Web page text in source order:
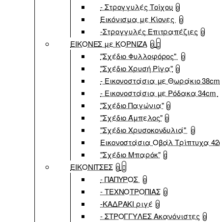
- Στρογγυλές Τοίχου 0
Εικόνισμα με Κίονες 0
-Στρογγυλές Επιτραπέζιες 0
ΕΙΚΟΝΕΣ με ΚΟΡΝΙΖΑ 0
"Σχέδιο Φυλλοφόρος" 0
"Σχέδιο Χρυσή Ρίγα" 0
- Εικονοστάσια με Θωράκιο
- Εικονοστάσια με Ρόδακα 34cm
"Σχέδιο Παγώνια" 0
"Σχέδιο Άμπελος" 0
"Σχέδιο Χρυσοκονδυλιά" 0
Εικονοστάσια Οβάλ Τρίπτυχα
"Σχέδιο Μπαρόκ" 0
ΕΙΚΟΝΙΤΣΕΣ 0
- ΠΑΠΥΡΟΣ 0
- ΤΕΧΝΟΤΡΟΠΙΑΣ 0
-ΚΑΔΡΑΚΙ ριγέ 0
- ΣΤΡΟΓΓΥΛΕΣ Ακανόνιστες 0